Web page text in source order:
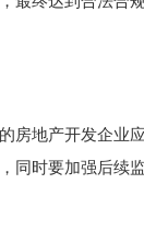
地产开发企业应
同时要加强后续